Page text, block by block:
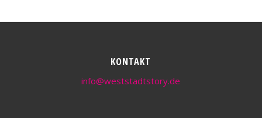
KONTAKT
info@weststadtstory.de